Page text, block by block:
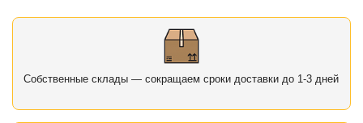
Собственные склады — сокращаем сроки доставки до 1-3 дней